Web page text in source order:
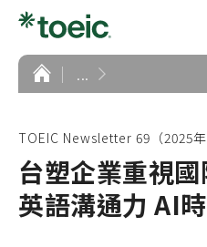
首
頁
...
TOEIC Newsletter 69（2025年
台塑企業重視
英語溝通力 AI